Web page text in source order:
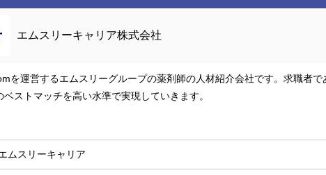
エムスリーキャリア株式会社
を運営するエムスリーグループの薬剤師の人材紹介会社です。求職者
ストマッチを高い水準で実現していきます。
ムスリーキャリア